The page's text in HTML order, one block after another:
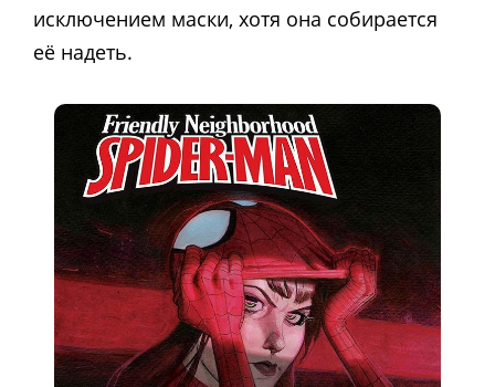
исключением маски, хотя она собирается
её надеть.